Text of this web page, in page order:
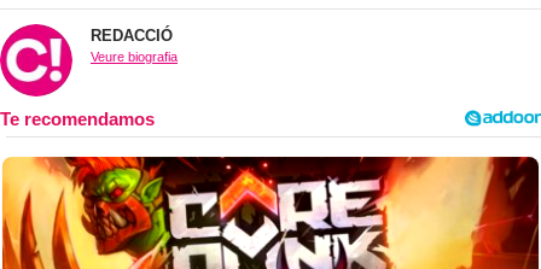
REDACCIÓ
Veure biografia